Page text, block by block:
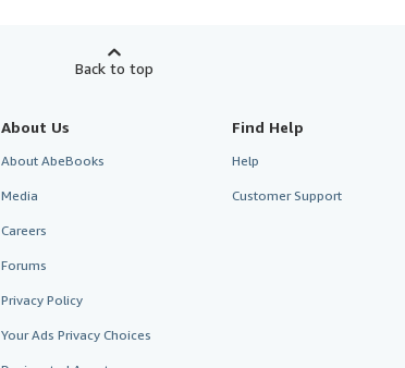
Back to top
About Us
About AbeBooks
Media
Careers
Forums
Privacy Policy
Your Ads Privacy Choices
Find Help
Help
Customer Support